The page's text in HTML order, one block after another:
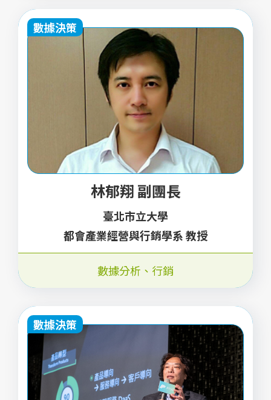
數據決策
林郁翔 副團長
臺北市立大學
都會產業經營與行銷學系 教授
數據分析 、 行銷
數據決策